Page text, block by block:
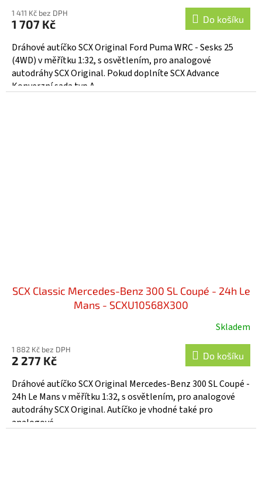
1 411 Kč bez DPH
1 707 Kč Do košíku
Dráhové autíčko SCX Original Ford Puma WRC - Sesks 25
(4WD) v měřítku 1:32, s osvětlením, pro analogové
autodráhy SCX Original. Pokud doplníte SCX Advance
Konverzní sada typ A -...
SCX Classic Mercedes-Benz 300 SL Coupé - 24h Le
Mans - SCXU10568X300
Skladem
1 882 Kč bez DPH
2 277 Kč Do košíku
Dráhové autíčko SCX Original Mercedes-Benz 300 SL Coupé -
24h Le Mans v měřítku 1:32, s osvětlením, pro analogové
autodráhy SCX Original. Autíčko je vhodné také pro
analogové...